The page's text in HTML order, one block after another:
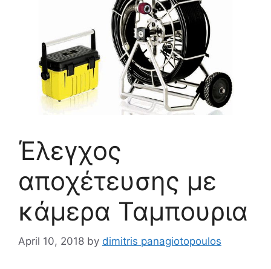
Έλεγχος
αποχέτευσης με
κάμερα Ταμπουρια
April 10, 2018 by dimitris panagiotopoulos